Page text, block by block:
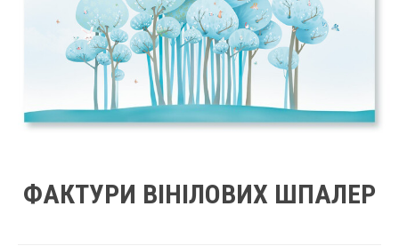
ФАКТУРИ ВІНІЛОВИХ ШПАЛЕР